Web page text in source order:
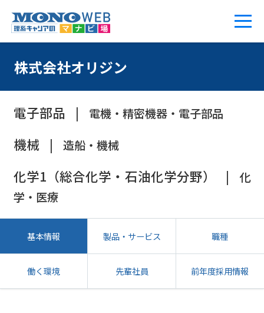
株式会社オリジン
電子部品 電機・精密機器・電子部品
機械 造船・機械
化学1（総合化学・石油化学分野）
化
学・医療
基本情報 製品・サービス 職種
働く環境 先輩社員 前年度採用情報